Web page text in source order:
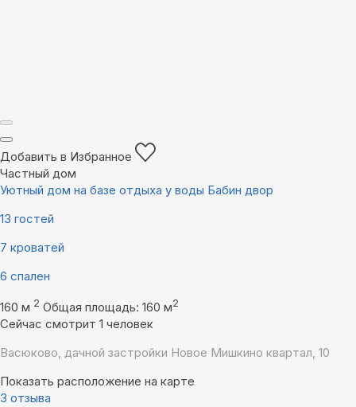
Добавить в Избранное
Частный дом
Уютный дом на базе отдыха у воды Бабин двор
13 гостей
7 кроватей
6 спален
160 м 2 Общая площадь: 160 м2
Сейчас смотрит 1 человек
Васюково, дачной застройки Новое Мишкино квартал, 10
Показать расположение на карте
3 отзыва